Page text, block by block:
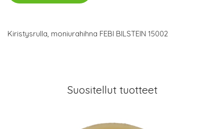
Kiristysrulla, moniurahihna FEBI BILSTEIN 15002
Suositellut tuotteet